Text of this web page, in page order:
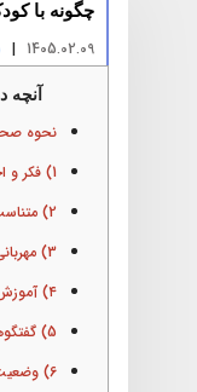
چگونه با
1405.02.09
|
آنچه
نحوه
1) فکر و احساسات کودکان را تشخیص دهید
2) متناسب با سن کودک حرف بزنید
3) مهربانی را ترویج کنید
۴) آموزش همدلی و کمک به دیگران
5) گفتگوهای صمیمانه با دقت
6) وضعیت روحی کودک را رصد کنید